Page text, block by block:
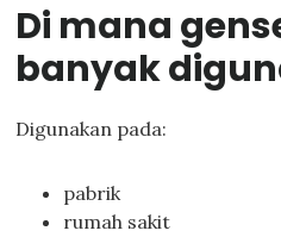
Di mana
banyak
Digunakan pada:
pabrik
rumah sakit